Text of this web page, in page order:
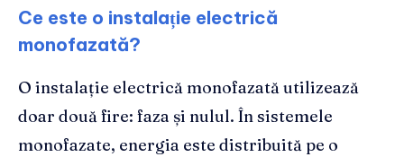
Ce este o instalație electrică
monofazată?
O instalație electrică monofazată utilizează
doar două fire: faza și nulul. În sistemele
monofazate, energia este distribuită pe o